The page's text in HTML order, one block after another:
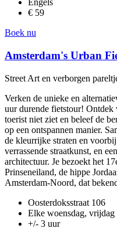
Engels
€ 59
Boek nu
Amsterdam's Urban
Street Art en verborgen
Verken de unieke en
uur durende fietstour! Ontdek
toerist niet ziet en beleef de
op een ontspannen manier.
de kleurrijke straten en
verrassende straatkunst, en
architectuur. Je bezoekt het
Prinseneiland, de hippe
Amsterdam-Noord, dat
Oosterdoksstraat 106
Elke woensdag, vrijdag
+/- 3 uur